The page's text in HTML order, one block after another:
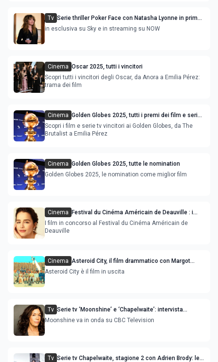
Tv Serie thriller Poker Face con Natasha Lyonne in prima
tv
in esclusiva su Sky e in streaming su NOW
Cinema Oscar 2025, tutti i vincitori
Scopri tutti i vincitori degli Oscar, da Anora a Emilia Pérez:
trama dei film
Cinema Golden Globes 2025, tutti i premi dei film e serie
tv
Scopri i film e serie tv vincitori ai Golden Globes, da The
Brutalist a Emilia Pérez
Cinema Golden Globes 2025, tutte le nomination
Golden Globes 2025, le nomination come miglior film
Cinema
Festival du Cinéma Américain de Deauville : i
film in programma, tra gli ospiti Emilia Clarke
I film in concorso al Festival du Cinéma Américain de
Deauville
Cinema Asteroid City, il film drammatico con Margot
Robbie e Scarlett Johansson
Asteroid City è il film in uscita
Tv Serie tv ‘Moonshine’ e ‘Chapelwaite’: intervista
all’attrice Allegra Fulton
Moonshine va in onda su CBC Television
Tv Serie tv Chapelwaite, stagione 2 con Adrien Brody: le